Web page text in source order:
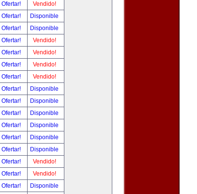
Ofertar!
Vendido!
Ofertar!
Disponible
Ofertar!
Disponible
Ofertar!
Vendido!
Ofertar!
Vendido!
Ofertar!
Vendido!
Ofertar!
Vendido!
Ofertar!
Disponible
Ofertar!
Disponible
Ofertar!
Disponible
Ofertar!
Disponible
Ofertar!
Disponible
Ofertar!
Disponible
Ofertar!
Vendido!
Ofertar!
Vendido!
Ofertar!
Disponible